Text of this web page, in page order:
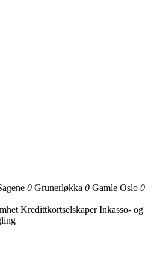
0 Grunerløkka 0 Gamle Oslo 0
KredittkortselskaperInkasso- og